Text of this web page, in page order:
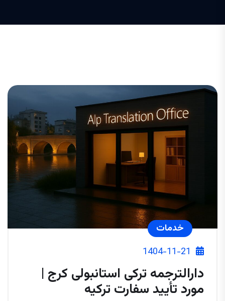
خدمات
1404-11-21
دارالترجمه ترکی استانبولی کرج |
مورد تأیید سفارت ترکیه